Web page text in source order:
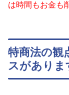
は時間もお金も
特商法の観
スがありま